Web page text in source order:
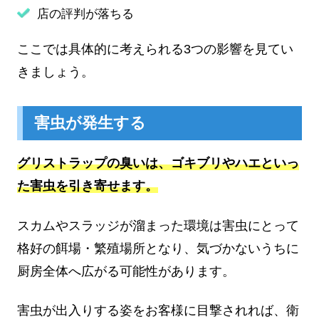
店の評判が落ちる
ここでは具体的に考えられる3つの影響を見てい
きましょう。
害虫が発生する
グリストラップの臭いは、ゴキブリやハエといっ
た害虫を引き寄せます。
スカムやスラッジが溜まった環境は害虫にとって
格好の餌場・繁殖場所となり、気づかないうちに
厨房全体へ広がる可能性があります。
害虫が出入りする姿をお客様に目撃されれば、衛